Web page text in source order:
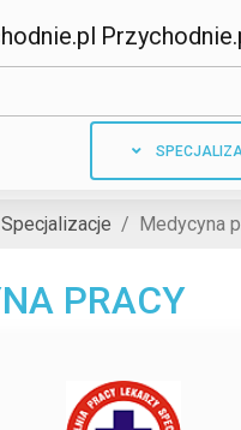
Specjalizacje Medycyna
PRACY